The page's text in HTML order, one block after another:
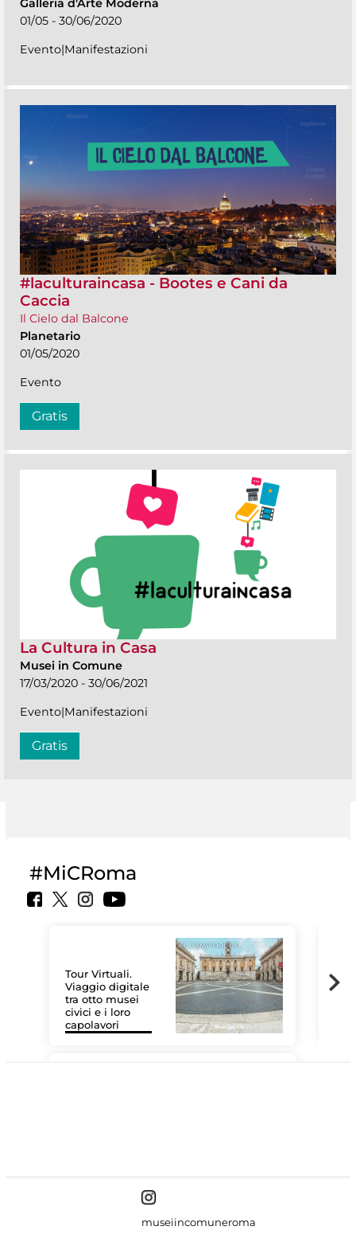
Galleria d'Arte Moderna
01/05 - 30/06/2020
Evento|Manifestazioni
#laculturaincasa - Bootes e Cani da
Caccia
Il Cielo dal Balcone
Planetario
01/05/2020
Evento
Gratis
La Cultura in Casa
Musei in Comune
17/03/2020 - 30/06/2021
Evento|Manifestazioni
Gratis
#MiCRoma
Tour Virtuali.
Viaggio digitale
tra otto musei
civici e i loro
capolavori
museiincomuneroma